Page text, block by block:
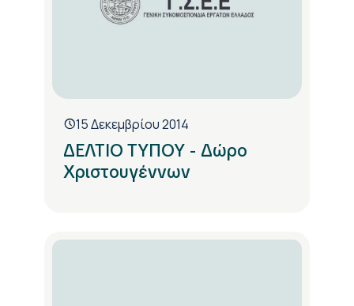
15 Δεκεμβρίου 2014
ΔΕΛΤΙΟ ΤΥΠΟΥ - Δώρο
Χριστουγέννων